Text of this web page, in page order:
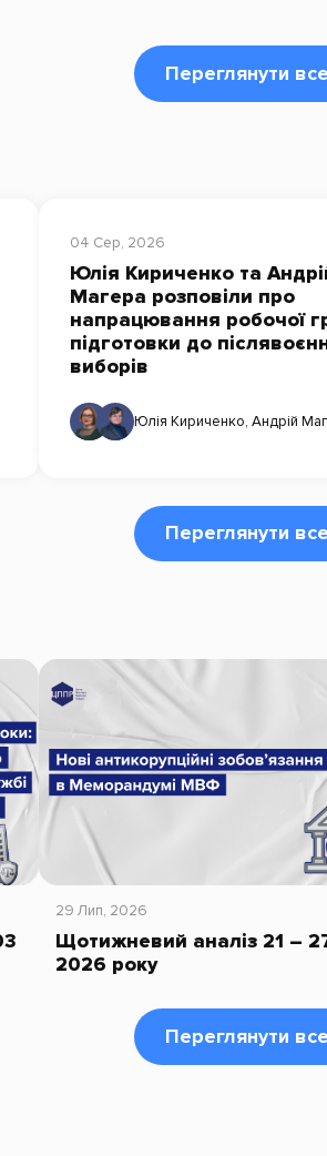
Переглянути все
04 Сер, 2026
Юлія Кириченко та
Магера розповіли про
напрацювання робочої
підготовки до
виборів
Юлія Кириченко,Андрій
Переглянути все
29 Лип, 2026
Щотижневий аналіз 21 –
2026 року
Переглянути все